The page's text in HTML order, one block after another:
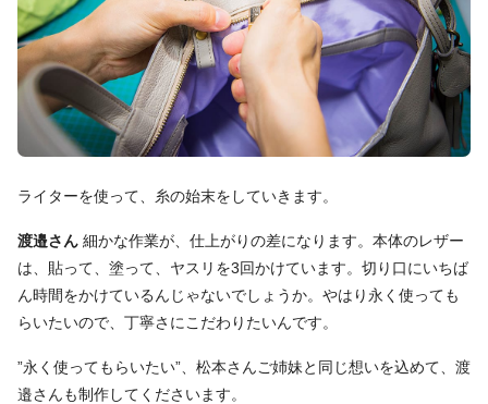
ライターを使って、糸の始末をしていきます。
渡邉さん 細かな作業が、仕上がりの差になります。本体のレザー
は、貼って、塗って、ヤスリを3回かけています。切り口にいちば
ん時間をかけているんじゃないでしょうか。やはり永く使っても
らいたいので、丁寧さにこだわりたいんです。
”永く使ってもらいたい”、松本さんご姉妹と同じ想いを込めて、渡
邉さんも制作してくださいます。